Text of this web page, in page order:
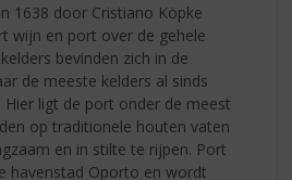
1638 door Cristiano Köpke
wijn en port over de gehele
bevinden zich in de
de meeste kelders al sinds
Hier ligt de port onder de meest
op traditionele houten vaten
en in stilte te rijpen. Port
havenstad Oporto en wordt